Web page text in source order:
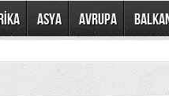
ASYA AVRUPA